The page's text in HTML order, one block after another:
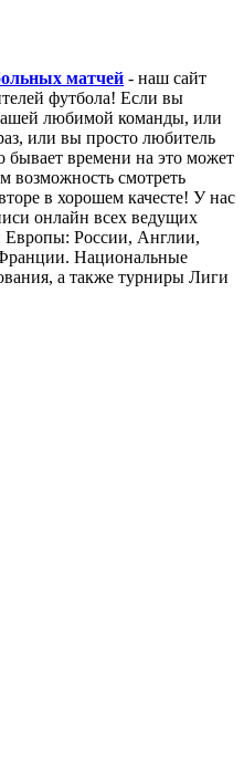
матчей- наш сайт
футбола! Если вы
любимой команды, или
или вы просто любитель
бывает времени на это может
возможность смотреть
в хорошем качесте! У нас